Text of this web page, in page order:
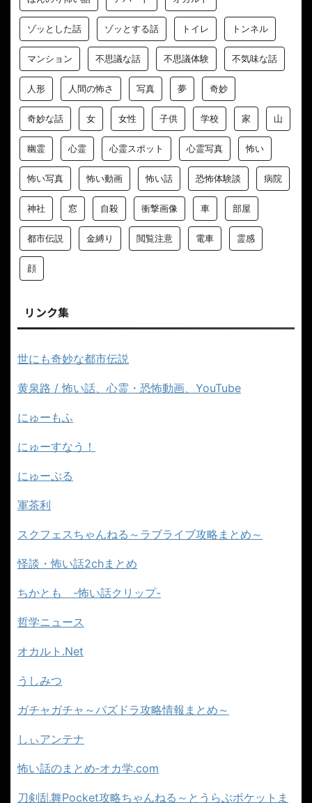
ゾッとした話 ゾッとする話 トイレ トンネル
マンション 不思議な話 不思議体験 不気味な話
人形 人間の怖さ 写真 夢 奇妙
奇妙な話 女 女性 子供 学校 家 山
幽霊 心霊 心霊スポット 心霊写真 怖い
怖い写真 怖い動画 怖い話 恐怖体験談 病院
神社 窓 自殺 衝撃画像 車 部屋
都市伝説 金縛り 閲覧注意 電車 霊感
顔
リンク集
世にも奇妙な都市伝説
黄泉路 / 怖い話、心霊・恐怖動画、YouTube
にゅーもふ
にゅーすなう！
にゅーぷる
軍茶利
スクフェスちゃんねる～ラブライブ攻略まとめ～
怪談・怖い話2chまとめ
ちかとも -怖い話クリップ-
哲学ニュース
オカルト.Net
うしみつ
ガチャガチャ～パズドラ攻略情報まとめ～
しぃアンテナ
怖い話のまとめ‐オカ学.com
刀剣乱舞Pocket攻略ちゃんねる～とうらぶポケットま